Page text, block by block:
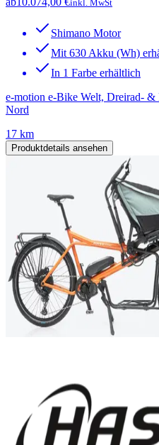
inkl. MwSt
Shimano Motor
Mit 630 Akku (Wh)
In 1 Farbe erhältlich
e-motion e-Bike Welt, Dreirad- &
Nord
17 km
Produktdetails ansehen